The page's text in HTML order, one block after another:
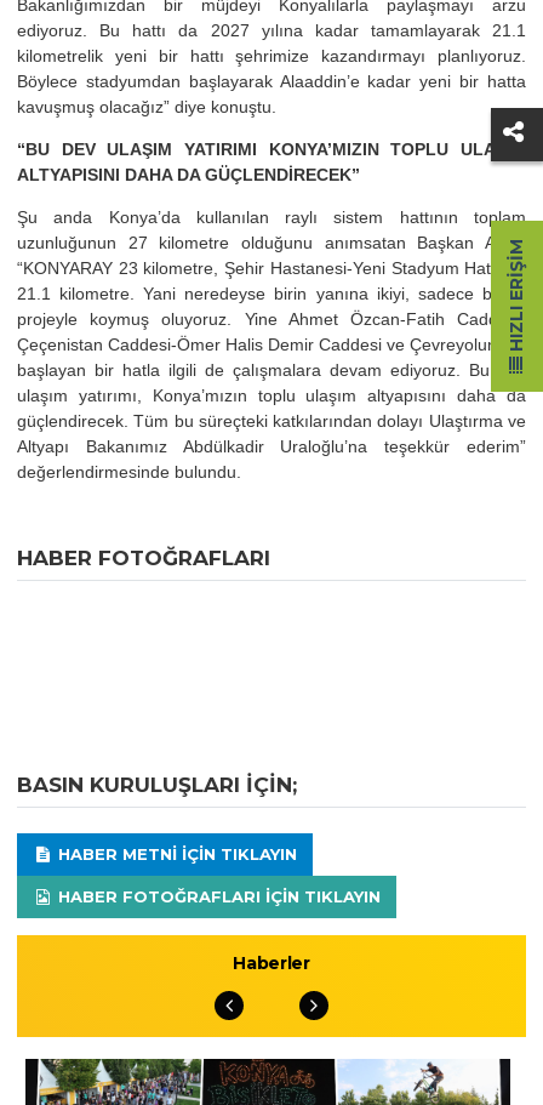
Bakanlığımızdan bir müjdeyi Konyalılarla paylaşmayı arzu
ediyoruz. Bu hattı da 2027 yılına kadar tamamlayarak 21.1
kilometrelik yeni bir hattı şehrimize kazandırmayı planlıyoruz.
Böylece stadyumdan başlayarak Alaaddin’e kadar yeni bir hatta
kavuşmuş olacağız” diye konuştu.
“BU DEV ULAŞIM YATIRIMI KONYA’MIZIN TOPLU ULAŞIM
ALTYAPISINI DAHA DA GÜÇLENDİRECEK”
Şu anda Konya’da kullanılan raylı sistem hattının toplam
uzunluğunun 27 kilometre olduğunu anımsatan Başkan Altay,
“KONYARAY 23 kilometre, Şehir Hastanesi-Yeni Stadyum Hattı da
21.1 kilometre. Yani neredeyse birin yanına ikiyi, sadece bu iki
projeyle koymuş oluyoruz. Yine Ahmet Özcan-Fatih Caddesi-
Çeçenistan Caddesi-Ömer Halis Demir Caddesi ve Çevreyolundan
başlayan bir hatla ilgili de çalışmalara devam ediyoruz. Bu dev
ulaşım yatırımı, Konya’mızın toplu ulaşım altyapısını daha da
güçlendirecek. Tüm bu süreçteki katkılarından dolayı Ulaştırma ve
Altyapı Bakanımız Abdülkadir Uraloğlu’na teşekkür ederim”
değerlendirmesinde bulundu.
HABER FOTOĞRAFLARI
BASIN KURULUŞLARI IÇIN;
HABER METNI IÇIN TIKLAYIN
HABER FOTOĞRAFLARI IÇIN TIKLAYIN
Haberler
HIZLI ERIŞIM